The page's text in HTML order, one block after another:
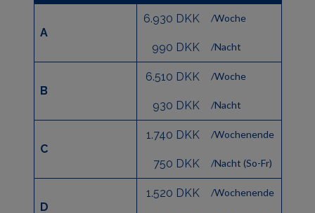
A
6.930 DKK /Woche
990 DKK /Nacht
B
6.510 DKK /Woche
930 DKK /Nacht
C
1.740 DKK /Wochenende
750 DKK /Nacht (So-Fr)
D
1.520 DKK /Wochenende